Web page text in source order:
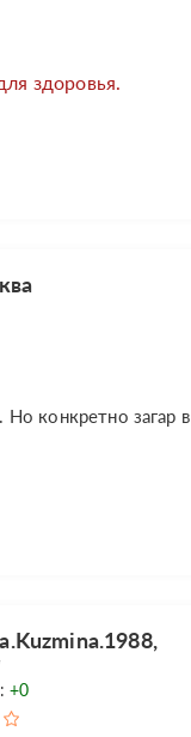
здоровья.
конкретно загар в
+0